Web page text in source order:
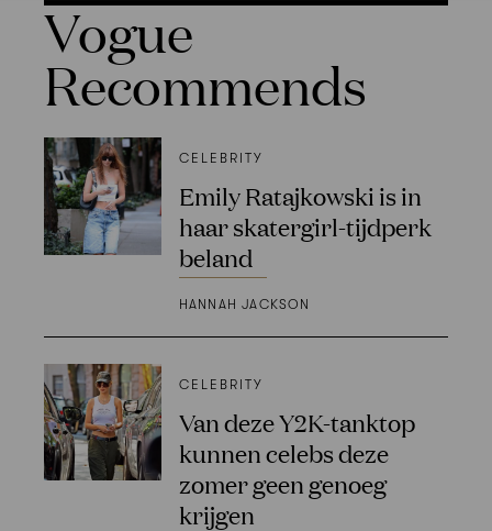
Vogue
Recommends
CELEBRITY
Emily Ratajkowski is in
haar skatergirl-tijdperk
beland
HANNAH JACKSON
CELEBRITY
Van deze Y2K-tanktop
kunnen celebs deze
zomer geen genoeg
krijgen